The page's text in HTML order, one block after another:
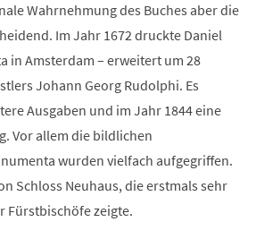
Wahrnehmung des Buches aber die
Im Jahr 1672 druckte Daniel
in Amsterdam – erweitert um 28
Johann Georg Rudolphi. Es
Ausgaben und im Jahr 1844 eine
Vor allem die bildlichen
wurden vielfach aufgegriffen.
Schloss Neuhaus, die erstmals sehr
Fürstbischöfe zeigte.